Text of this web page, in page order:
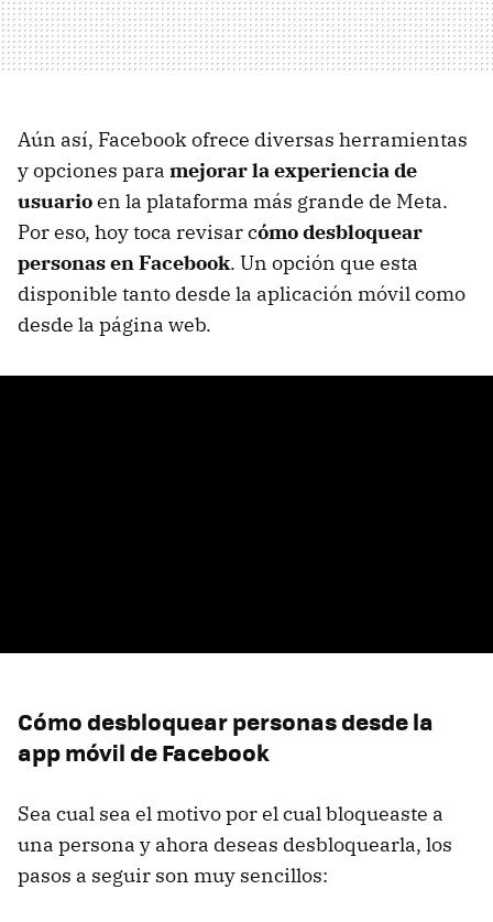
Aún así, Facebook ofrece diversas herramientas
y opciones para mejorar la experiencia de
usuarioen la plataforma más grande de Meta.
Por eso, hoy toca revisar cómo desbloquear
personas en Facebook. Un opción que esta
disponible tanto desde la aplicación móvil como
desde la página web.
Cómo desbloquear personas desde la
app móvil de Facebook
Sea cual sea el motivo por el cual bloqueaste a
una persona y ahora deseas desbloquearla, los
pasos a seguir son muy sencillos: